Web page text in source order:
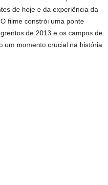
de hoje e da experiência da
filme constrói uma ponte
de 2013 e os campos de
um momento crucial na história